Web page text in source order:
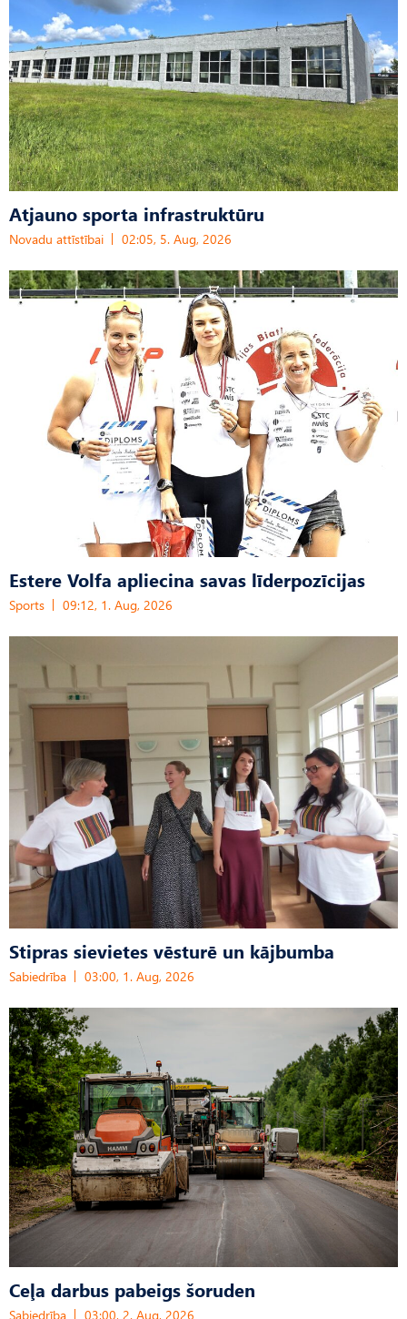
Atjauno sporta infrastruktūru
Novadu attīstībai 02:05, 5. Aug, 2026
Estere Volfa apliecina savas līderpozīcijas
Sports 09:12, 1. Aug, 2026
Stipras sievietes vēsturē un kājbumba
Sabiedrība 03:00, 1. Aug, 2026
Ceļa darbus pabeigs šoruden
Sabiedrība 03:00, 2. Aug, 2026